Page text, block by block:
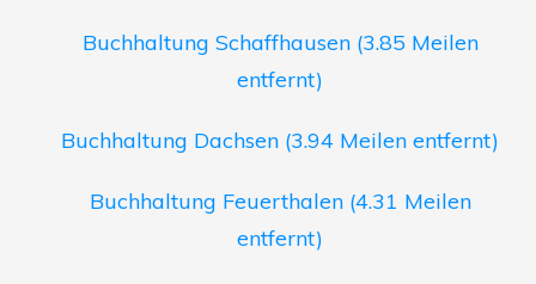
Buchhaltung Schaffhausen (3.85 Meilen
entfernt)
Buchhaltung Dachsen (3.94 Meilen entfernt)
Buchhaltung Feuerthalen (4.31 Meilen
entfernt)